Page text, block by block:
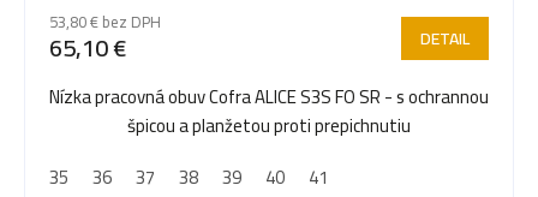
53,80 € bez DPH
65,10 € DETAIL
Nízka pracovná obuv Cofra ALICE S3S FO SR - s ochrannou
špicou a planžetou proti prepichnutiu
35
36 37 38 39 40 41